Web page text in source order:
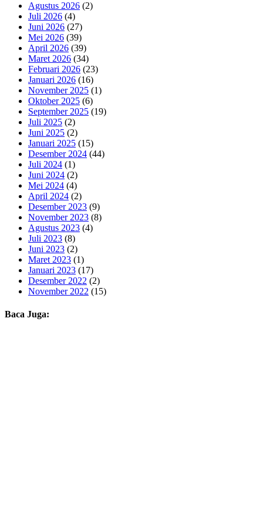
Agustus 2026 (2)
Juli 2026 (4)
Juni 2026 (27)
Mei 2026 (39)
April 2026 (39)
Maret 2026 (34)
Februari 2026 (23)
Januari 2026 (16)
November 2025 (1)
Oktober 2025 (6)
September 2025 (19)
Juli 2025 (2)
Juni 2025 (2)
Januari 2025 (15)
Desember 2024 (44)
Juli 2024 (1)
Juni 2024 (2)
Mei 2024 (4)
April 2024 (2)
Desember 2023 (9)
November 2023 (8)
Agustus 2023 (4)
Juli 2023 (8)
Juni 2023 (2)
Maret 2023 (1)
Januari 2023 (17)
Desember 2022 (2)
November 2022 (15)
Baca Juga: